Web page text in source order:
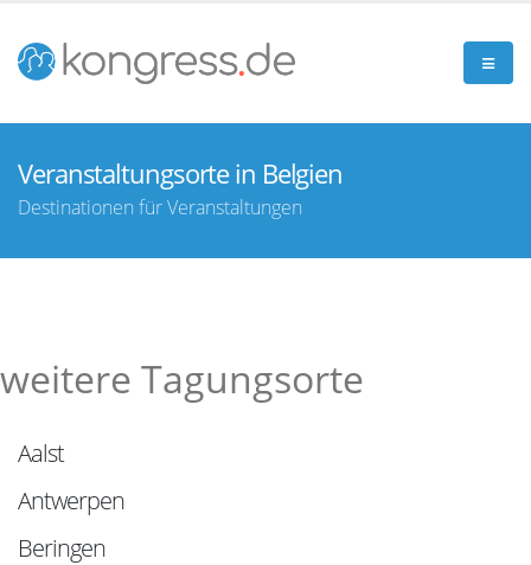
Veranstaltungsorte in Belgien
Destinationen für Veranstaltungen
weitere Tagungsorte
Aalst
Antwerpen
Beringen